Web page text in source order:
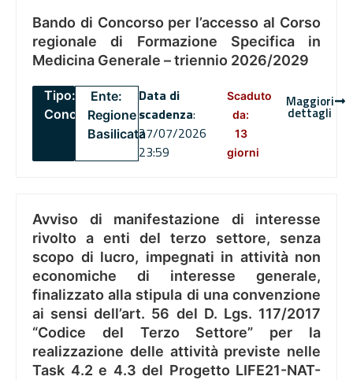
Bando di Concorso per l’accesso al Corso
regionale di Formazione Specifica in
Medicina Generale – triennio 2026/2029
Tipo:
Concorsi
Ente:
Regione
Basilicata
Data di
scadenza:
27/07/2026
23:59
Scaduto
da:
13
giorni
Maggiori
dettagli
Avviso di manifestazione di interesse
rivolto a enti del terzo settore, senza
scopo di lucro, impegnati in attività non
economiche di interesse generale,
finalizzato alla stipula di una convenzione
ai sensi dell’art. 56 del D. Lgs. 117/2017
“Codice del Terzo Settore” per la
realizzazione delle attività previste nelle
Task 4.2 e 4.3 del Progetto LIFE21-NAT-